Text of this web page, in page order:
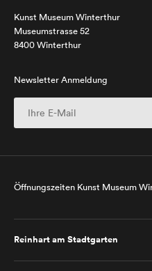
Kunst Museum Winterthur
Museumstrasse 52
8400 Winterthur
Newsletter Anmeldung
Öffnungszeiten Kunst Museum
Reinhart am Stadtgarten